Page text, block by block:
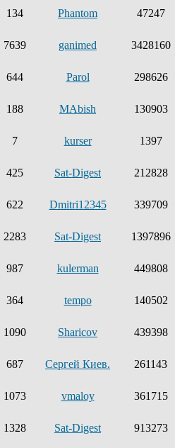
134 Phantom 47247
7639 ganimed 3428160
644 Parol 298626
188 MAbish 130903
7 kurser 1397
425 Sat-Digest 212828
622 Dmitri12345 339709
2283 Sat-Digest 1397896
987 kulerman 449808
364 tempo 140502
1090 Sharicov 439398
687 Сергей Киев. 261143
1073 vmaloy 361715
1328 Sat-Digest 913273